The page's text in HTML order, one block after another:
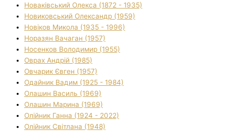
Новаківський Олекса (1872 - 1935)
Новиковський Олександр (1959)
Новіков Микола (1935 - 1996)
Норазян Вачаган (1957)
Носенков Володимир (1955)
Оврах Андрій (1985)
Овчарик Євген (1957)
Одайник Вадим (1925 - 1984)
Олашин Василь (1969)
Олашин Марина (1969)
Олійник Ганна (1924 - 2022)
Олійник Світлана (1948)